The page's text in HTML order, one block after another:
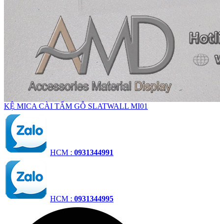
KỆ MICA CÀI TẤM GỖ SLATWALL MI01
HCM : 0931344991
HCM : 0931344995